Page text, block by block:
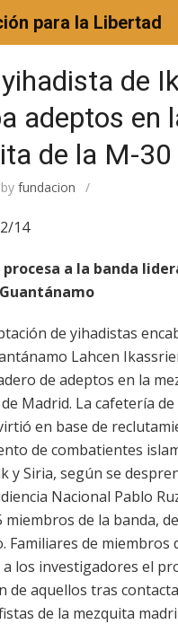
para la Libertad
de
adeptos en
de la M-30
by fundacion /
14
procesa a la banda
de yihadistas
Lahcen
de adeptos en la
Madrid. La cafetería
en base de
de combatientes
y Siria, según se
Nacional Pablo
miembros de la banda,
Familiares de miembros
los investigadores el
de aquellos tras
de la mezquita